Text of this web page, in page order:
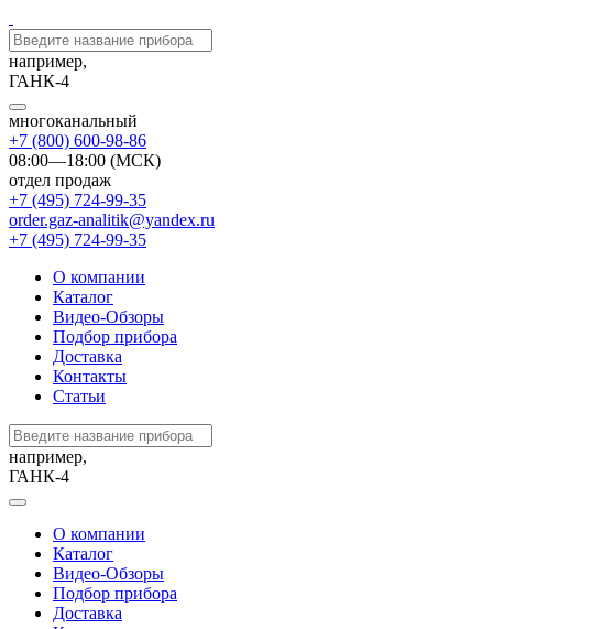
например,
ГАНК-4
многоканальный
+7 (800) 600-98-86
08:00—18:00 (МСК)
отдел продаж
+7 (495) 724-99-35
order.gaz-analitik@yandex.ru
+7 (495) 724-99-35
О компании
Каталог
Видео-Обзоры
Подбор прибора
Доставка
Контакты
Статьи
например,
ГАНК-4
О компании
Каталог
Видео-Обзоры
Подбор прибора
Доставка